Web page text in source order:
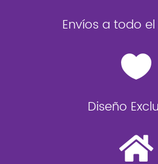
Envíos a todo

Diseño
